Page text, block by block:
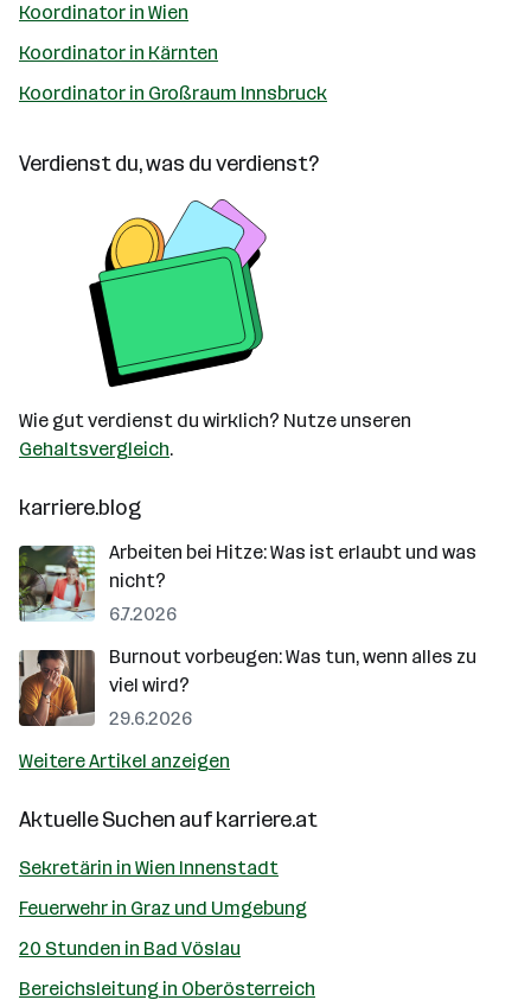
Koordinator in Wien
Koordinator in Kärnten
Koordinator in Großraum Innsbruck
Verdienst du, was du verdienst?
Wie gut verdienst du wirklich? Nutze unseren
Gehaltsvergleich.
karriere.blog
Arbeiten bei Hitze: Was ist erlaubt und was
nicht?
6.7.2026
Burnout vorbeugen: Was tun, wenn alles zu
viel wird?
29.6.2026
Weitere Artikel anzeigen
Aktuelle Suchen aufkarriere.at
Sekretärin in Wien Innenstadt
Feuerwehr in Graz und Umgebung
20 Stunden in Bad Vöslau
Bereichsleitung in Oberösterreich